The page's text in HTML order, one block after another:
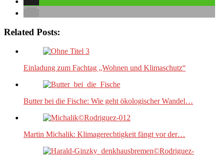
Related Posts:
Einladung zum Fachtag „Wohnen und Klimaschutz“
Butter bei die Fische: Wie geht ökologischer Wandel…
Martin Michalik: Klimagerechtigkeit fängt vor der…